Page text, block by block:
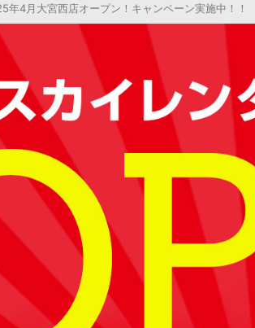
年4月大宮西店オープン！キャンペーン実施中！！